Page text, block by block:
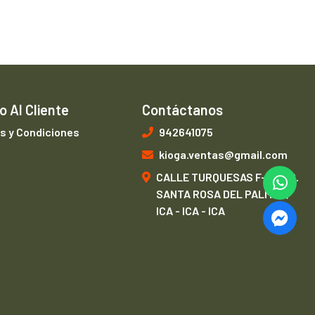
Al Cliente
y Condiciones
Contáctanos
942641075
kioga.ventas@gmail.com
CALLE TURQUESAS F-1, URB.
SANTA ROSA DEL PALMAR,
ICA - ICA - ICA